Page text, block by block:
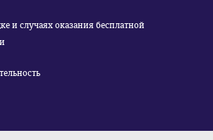
и случаях оказания бесплатной